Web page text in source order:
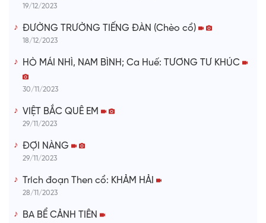
19/12/2023
ĐƯỜNG TRƯỜNG TIẾNG ĐÀN (Chèo cổ)
18/12/2023
HÒ MÁI NHÌ, NAM BÌNH; Ca Huế: TƯƠNG TƯ KHÚC
30/11/2023
VIỆT BẮC QUÊ EM
29/11/2023
ĐỢI NÀNG
29/11/2023
Trích đoạn Then cổ: KHẢM HẢI
28/11/2023
BA BỂ CẢNH TIÊN